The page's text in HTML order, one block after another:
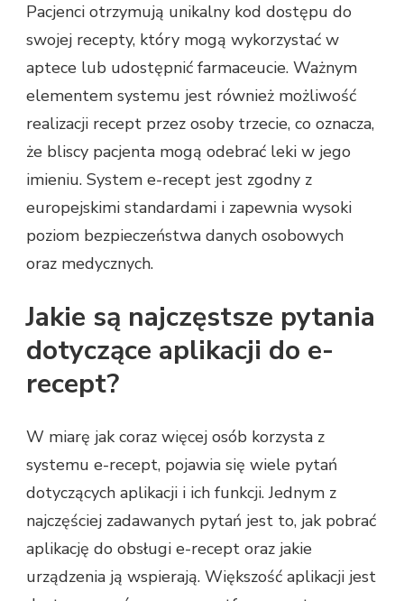
Pacjenci otrzymują unikalny kod dostępu do
swojej recepty, który mogą wykorzystać w
aptece lub udostępnić farmaceucie. Ważnym
elementem systemu jest również możliwość
realizacji recept przez osoby trzecie, co oznacza,
że bliscy pacjenta mogą odebrać leki w jego
imieniu. System e-recept jest zgodny z
europejskimi standardami i zapewnia wysoki
poziom bezpieczeństwa danych osobowych
oraz medycznych.
Jakie są najczęstsze pytania
dotyczące aplikacji do e-
recept?
W miarę jak coraz więcej osób korzysta z
systemu e-recept, pojawia się wiele pytań
dotyczących aplikacji i ich funkcji. Jednym z
najczęściej zadawanych pytań jest to, jak pobrać
aplikację do obsługi e-recept oraz jakie
urządzenia ją wspierają. Większość aplikacji jest